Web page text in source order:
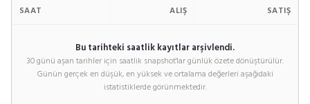
SAAT ALIŞ SATIŞ
Bu tarihteki saatlik kayıtlar arşivlendi.
30 günü aşan tarihler için saatlik snapshot'lar günlük özete dönüştürülür.
Günün gerçek en düşük, en yüksek ve ortalama değerleri aşağıdaki
istatistiklerde görünmektedir.